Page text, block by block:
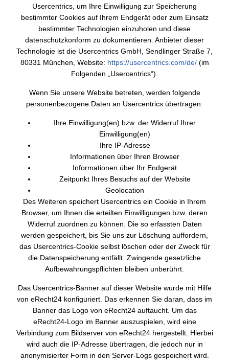
Usercentrics, um Ihre Einwilligung zur Speicherung
bestimmter Cookies auf Ihrem Endgerät oder zum Einsatz
bestimmter Technologien einzuholen und diese
datenschutzkonform zu dokumentieren. Anbieter dieser
Technologie ist die Usercentrics GmbH, Sendlinger Straße 7,
80331 München, Website: https://usercentrics.com/de/(im
Folgenden „Usercentrics“).
Wenn Sie unsere Website betreten, werden folgende
personenbezogene Daten an Usercentrics übertragen:
Ihre Einwilligung(en) bzw. der Widerruf Ihrer
Einwilligung(en)
Ihre IP-Adresse
Informationen über Ihren Browser
Informationen über Ihr Endgerät
Zeitpunkt Ihres Besuchs auf der Website
Geolocation
Des Weiteren speichert Usercentrics ein Cookie in Ihrem
Browser, um Ihnen die erteilten Einwilligungen bzw. deren
Widerruf zuordnen zu können. Die so erfassten Daten
werden gespeichert, bis Sie uns zur Löschung auffordern,
das Usercentrics-Cookie selbst löschen oder der Zweck für
die Datenspeicherung entfällt. Zwingende gesetzliche
Aufbewahrungspflichten bleiben unberührt.
Das Usercentrics-Banner auf dieser Website wurde mit Hilfe
von eRecht24 konfiguriert. Das erkennen Sie daran, dass im
Banner das Logo von eRecht24 auftaucht. Um das
eRecht24-Logo im Banner auszuspielen, wird eine
Verbindung zum Bildserver von eRecht24 hergestellt. Hierbei
wird auch die IP-Adresse übertragen, die jedoch nur in
anonymisierter Form in den Server-Logs gespeichert wird.